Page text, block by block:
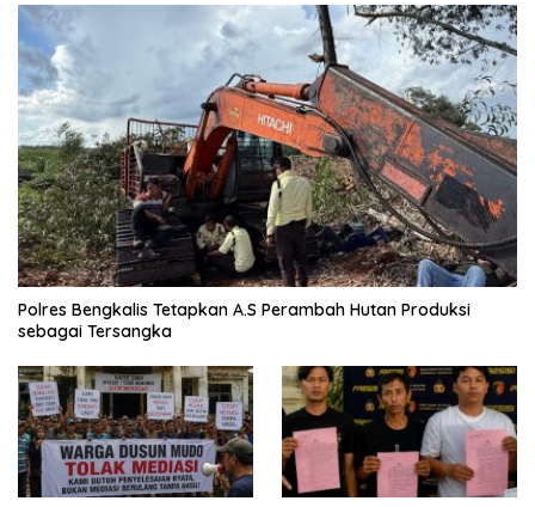
Polres Bengkalis Tetapkan A.S Perambah Hutan Produksi
sebagai Tersangka